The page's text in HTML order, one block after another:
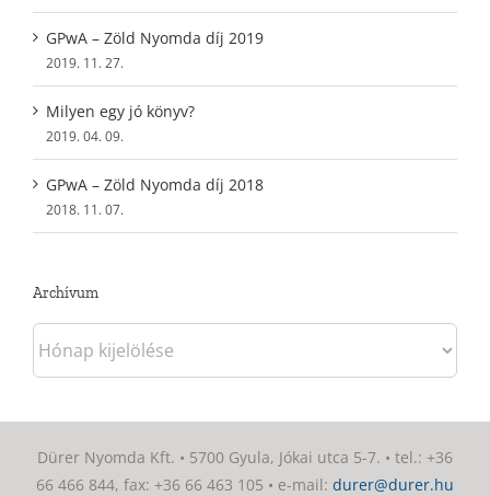
GPwA – Zöld Nyomda díj 2019
2019. 11. 27.
Milyen egy jó könyv?
2019. 04. 09.
GPwA – Zöld Nyomda díj 2018
2018. 11. 07.
Archívum
Dürer Nyomda Kft. • 5700 Gyula, Jókai utca 5-7. • tel.: +36
66 466 844, fax: +36 66 463 105 • e-mail: durer@durer.hu